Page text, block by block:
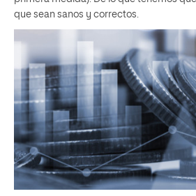
que sean sanos y correctos.